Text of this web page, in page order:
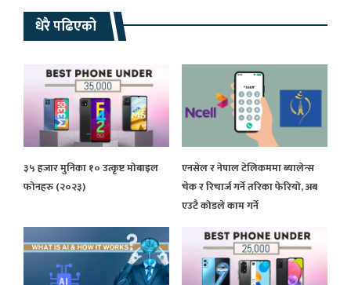
धेरै पढिएको
३५ हजार मुनिका १० उत्कृष्ट मोबाइल
फोनहरु (२०२३)
एनसेल र नेपाल टेलिकममा ब्यालेन्स
चेक र रिचार्ज गर्ने तरिका फेरियो, अब
एउटै कोडले काम गर्ने